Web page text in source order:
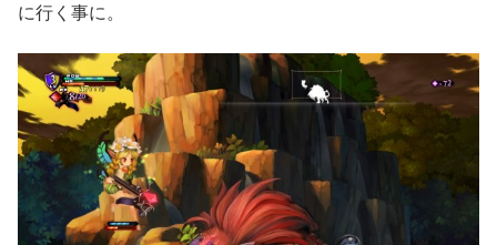
に行く事に。